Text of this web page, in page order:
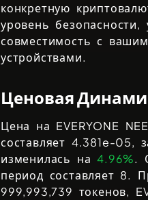
конкретную
уровень безопасности,
совместимость с
устройствами.
Ценовая
Цена на EVERYONE
составляет 4.381e-05,
изменилась на4.96%.
период составляет 8.
999,993,739 токенов,